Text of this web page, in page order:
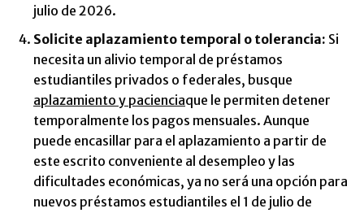
julio de 2026.
Solicite aplazamiento temporal o tolerancia: Si
necesita un alivio temporal de préstamos
estudiantiles privados o federales, busque
aplazamiento y pacienciaque le permiten detener
temporalmente los pagos mensuales. Aunque
puede encasillar para el aplazamiento a partir de
este escrito conveniente al desempleo y las
dificultades económicas, ya no será una opción para
nuevos préstamos estudiantiles el 1 de julio de